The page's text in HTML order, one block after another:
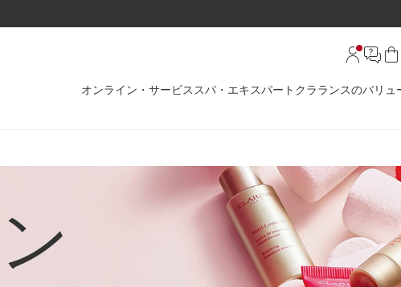
オンライン・サービス スパ・エキスパート クラランスのバリュ